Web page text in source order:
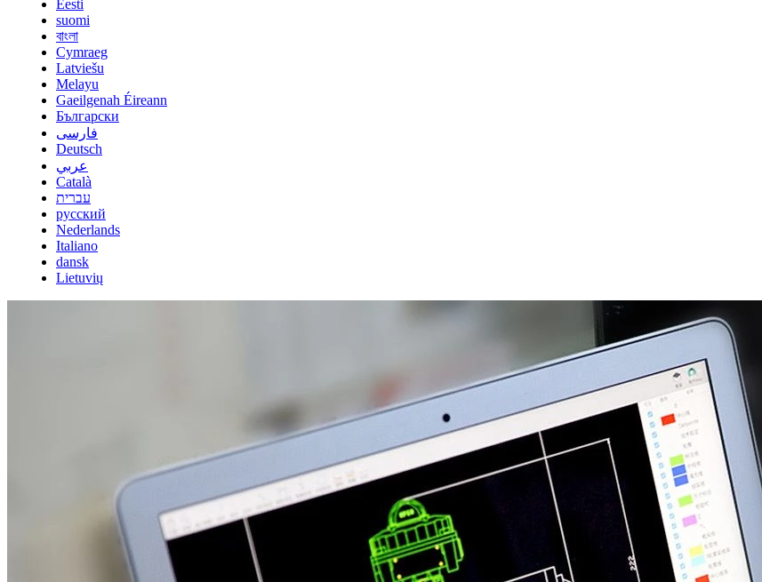
Eesti
suomi
বাংলা
Cymraeg
Latviešu
Melayu
Gaeilgenah Éireann
Български
فارسی
Deutsch
عربي
Català
עברית
русский
Nederlands
Italiano
dansk
Lietuvių